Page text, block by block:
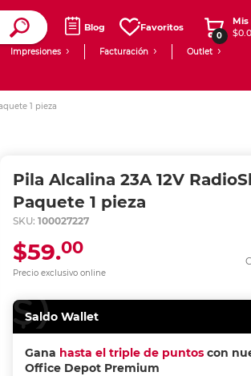
Blog Favoritos
0
Impresiones Facturación Outlet
1 pieza
Pila Alcalina 23A 12V
Paquete 1 pieza
SKU: 100027227
Precio exclusivo online
$59.00
Saldo Wallet
Gana hasta el triple de puntos con
Office Depot Premium